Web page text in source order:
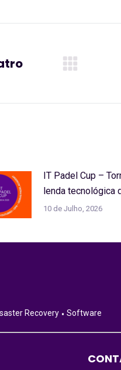
IT Padel Cup –
lenda tecnológica
10 de Julho, 2026
Recovery Software